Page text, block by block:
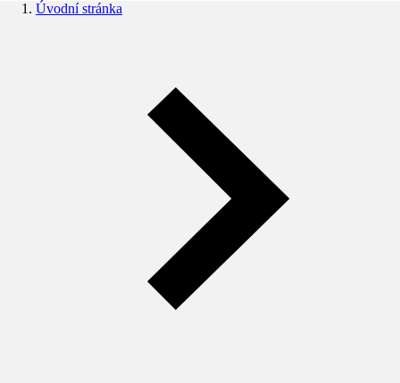
Úvodní stránka